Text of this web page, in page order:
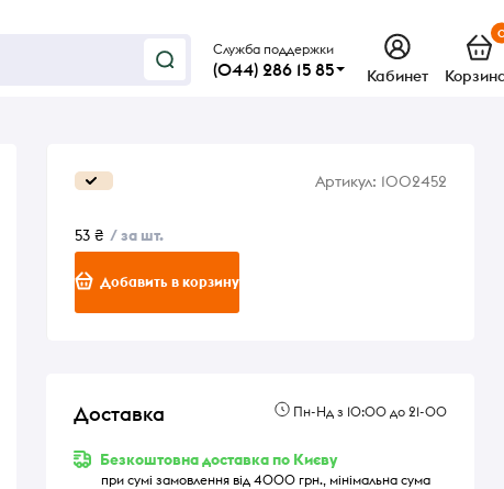
Служба поддержки
(044) 286 15 85 Кабинет
Артикул: 1002452
53 ₴ / за шт.
Добавить в корзину
Доставка Пн-Нд з 10:00 до 21-00
Безкоштовна доставка по Києву
при сумі замовлення від 4000 грн., мінімальна сума